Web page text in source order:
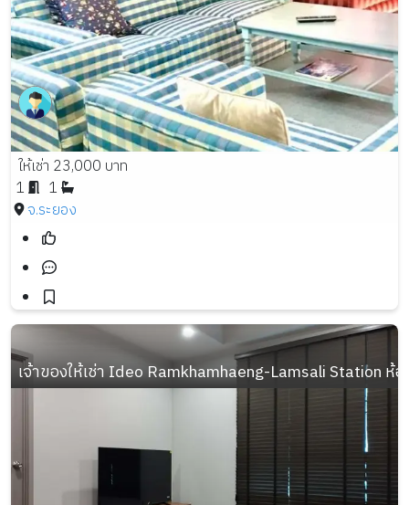
ให้เช่า 23,000 บาท
1
1
จ.ระยอง
เจ้าของให้เช่า Ideo Ramkhamhaeng-Lamsali Station